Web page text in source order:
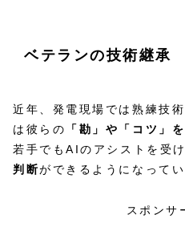
ベテランの技術継承
近年、発電現場では熟練技
は彼らの
「勘」や「コツ」
若手でもAIのアシストを受け
判断ができるようになってい
スポンサ